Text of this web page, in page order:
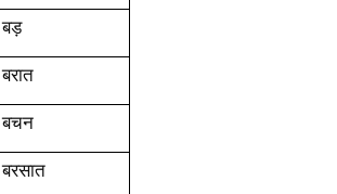
बड़
बरात
बचन
बरसात